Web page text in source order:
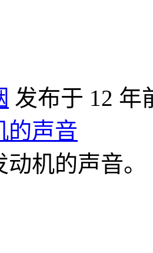
发布于 12 年
的声音
机的声音。